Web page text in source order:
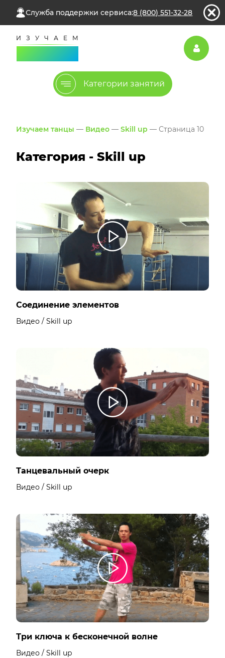
Служба поддержки сервиса:8 (800) 551-32-28
Категории занятий
Изучаем танцы — Видео — Skill up — Страница 10
Категория - Skill up
Соединение элементов
Видео / Skill up
Танцевальный очерк
Видео / Skill up
Три ключа к бесконечной волне
Видео / Skill up